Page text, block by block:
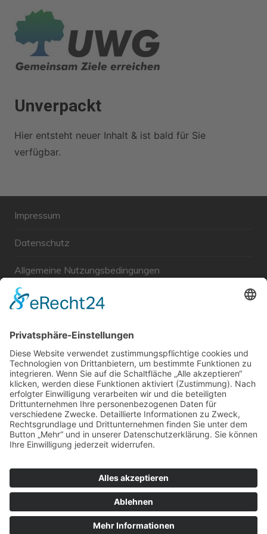
Inhalt
springen
Unverpackt
Hier entsteht neuer Inhalt & ist bald für Sie
verfügbar.
Impressum
Datenschutz
Allgemeine Nutzungsbedingungen
Links
Unabhängige WählerGemeinschaft Gröbenzell
Wir sind ein Querschnitt der Gesellschaft bezüglich des
Alters, der Berufe, Herkunft, Interessen und Ansichten.
Bei uns kann man nicht Mitglied werden und wir haben
keine starren Strukturen, aber dafür viel Energie und
Bei uns kann jeder Mensch mitmachen!
© UWG Gröbenzell |Cream Magazine von